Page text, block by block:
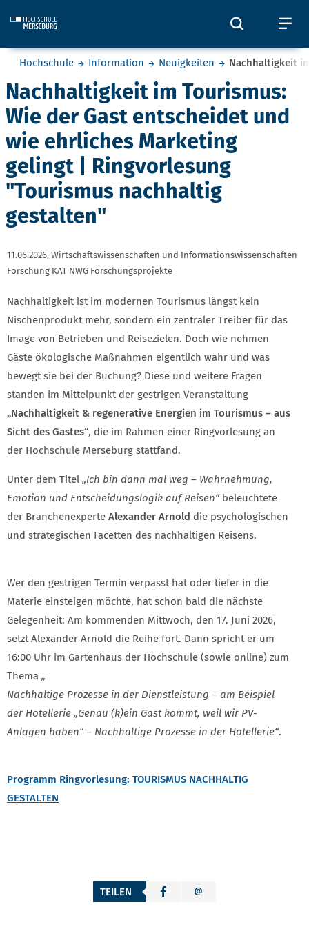
Öffnet
Sie befinden sich hier:
Hochschule Information Neuigkeiten Nachhaltigkeit
Nachhaltigkeit im Tourismus:
Wie der Gast entscheidet und
wie ehrliches Marketing
gelingt | Ringvorlesung
"Tourismus nachhaltig
gestalten"
11.06.2026, Wirtschaftswissenschaften und Informationswissenschaften
Forschung KAT NWG Forschungsprojekte
Nachhaltigkeit ist im modernen Tourismus längst kein
Nischenprodukt mehr, sondern ein zentraler Treiber für das
Image von Betrieben und Reisezielen. Doch wie nehmen
Gäste ökologische Maßnahmen eigentlich wahr und was
bewegt sie bei der Buchung? Diese und weitere Fragen
standen im Mittelpunkt der gestrigen Veranstaltung
„Nachhaltigkeit & regenerative Energien im Tourismus – aus
Sicht des Gastes“, die im Rahmen einer Ringvorlesung an
der Hochschule Merseburg stattfand.
Unter dem Titel „Ich bin dann mal weg – Wahrnehmung,
Emotion und Entscheidungslogik auf Reisen“beleuchtete
der Branchenexperte Alexander Arnold die psychologischen
und strategischen Facetten des nachhaltigen Reisens.
Wer den gestrigen Termin verpasst hat oder tiefer in die
Materie einsteigen möchte, hat schon bald die nächste
Gelegenheit: Am kommenden Mittwoch, den 17. Juni 2026,
setzt Alexander Arnold die Reihe fort. Dann spricht er um
16:00 Uhr im Gartenhaus der Hochschule (sowie online) zum
Thema „
Nachhaltige Prozesse in der Dienstleistung – am Beispiel
der Hotellerie „Genau (k)ein Gast kommt, weil wir PV-
Anlagen haben“ – Nachhaltige Prozesse in der Hotellerie“.
Programm Ringvorlesung: TOURISMUS NACHHALTIG
GESTALTEN
TEILEN